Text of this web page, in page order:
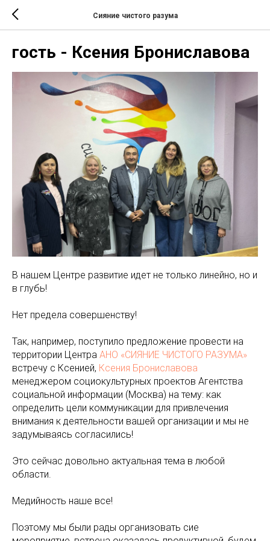
Сияние чистого разума
гость - Ксения Брониславова
В нашем Центре развитие идет не только линейно, но и
в глубь!
Нет предела совершенству!
Так, например, поступило предложение провести на
территории Центра АНО «СИЯНИЕ ЧИСТОГО РАЗУМА»
встречу с Ксенией, Ксения Брониславова
менеджером социокультурных проектов Агентства
социальной информации (Москва) на тему: как
определить цели коммуникации для привлечения
внимания к деятельности вашей организации и мы не
задумываясь согласились!
Это сейчас довольно актуальная тема в любой
области.
Медийность наше все!
Поэтому мы были рады организовать сие